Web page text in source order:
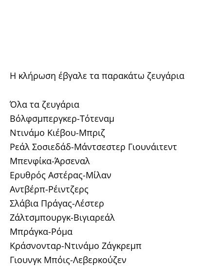
Η κλήρωση έβγαλε τα παρακάτω ζευγάρια
Όλα τα ζευγάρια
Βόλφσμπεργκερ-Τότεναμ
Ντινάμο Κιέβου-Μπριζ
Ρεάλ Σοσιεδάδ-Μάντσεστερ Γιουνάιτεντ
Μπενφίκα-Άρσεναλ
Ερυθρός Αστέρας-Μίλαν
Αντβέρπ-Ρέιντζερς
Σλάβια Πράγας-Λέστερ
Ζάλτσμπουργκ-Βιγιαρεάλ
Μπράγκα-Ρόμα
Κράσνονταρ-Ντινάμο Ζάγκρεμπ
Γιουνγκ Μπόις-Λεβερκούζεν